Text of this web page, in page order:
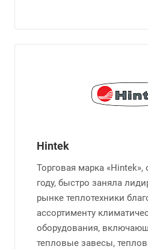
Hintek
Торговая марка
году, быстро заняла
рынке теплотехники
ассортименту
оборудования,
тепловые завесы,